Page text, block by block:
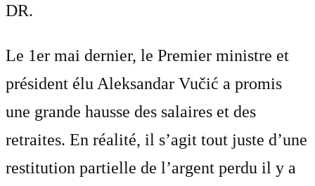
DR.
Le 1er mai dernier, le Premier ministre et
président élu Aleksandar Vučić a promis
une grande hausse des salaires et des
retraites. En réalité, il s’agit tout juste d’une
restitution partielle de l’argent perdu il y a